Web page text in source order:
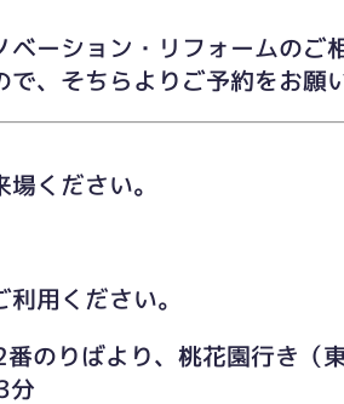
ーション・リフォームのご
で、そちらよりご予約をお願
ください。
用ください。
のりばより、桃花園行き（
分